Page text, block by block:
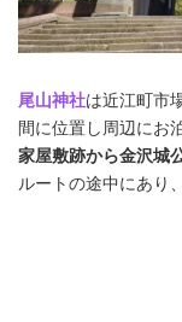
尾山神社は近江町市
間に位置し周辺にお
家屋敷跡から金沢城
ルートの途中にあり